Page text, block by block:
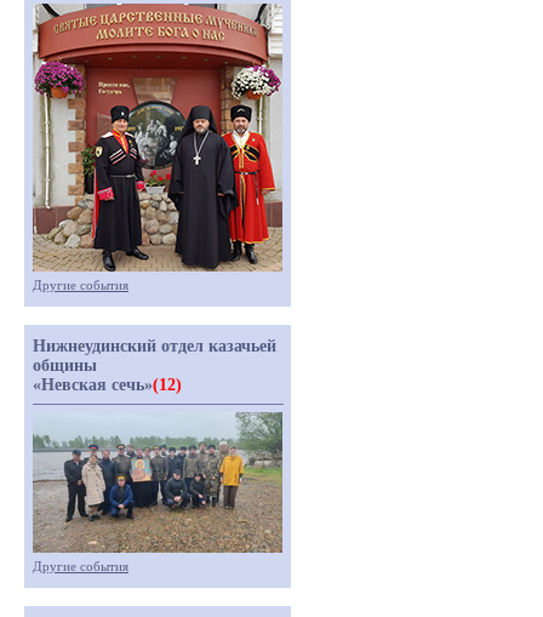
Другие события
Нижнеудинский отдел казачьей
общины
«Невская сечь»(12)
Другие события